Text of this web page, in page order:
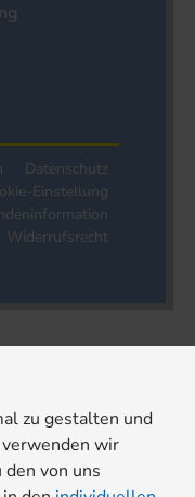
Datenschutz
Einstellung
Widerrufsrecht
zu gestalten und
wir
von uns